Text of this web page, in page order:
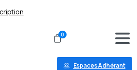
0
Espaces Adhérant